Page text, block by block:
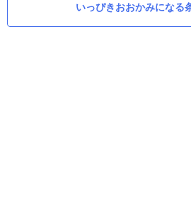
いっぴきおおかみになる